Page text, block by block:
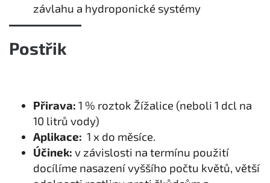
závlahu a hydroponické systémy
Postřik
Přirava: 1 % roztok Žížalice (neboli 1 dcl na
10 litrů vody)
Aplikace: 1 x do měsíce.
Účinek: v závislosti na termínu použití
docílíme nasazení vyššího počtu květů, větší